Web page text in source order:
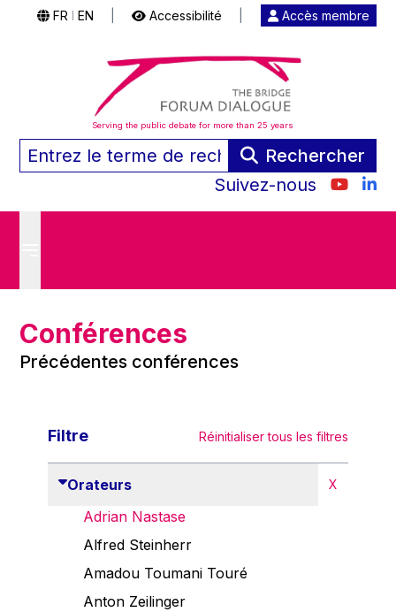
FR EN Accessibilité Accès membre
Serving the public debate for more than 25 years
Rechercher
Suivez-nous
Conférences
Précédentes conférences
Filtre Réinitialiser tous les filtres
Orateurs X
Adrian Nastase
Alfred Steinherr
Amadou Toumani Touré
Anton Zeilinger